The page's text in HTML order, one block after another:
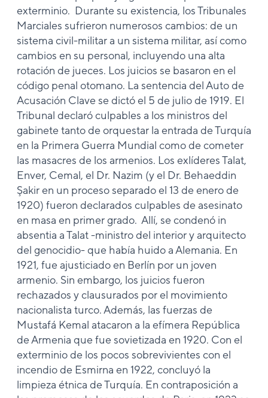
exterminio. Durante su existencia, los Tribunales
Marciales sufrieron numerosos cambios: de un
sistema civil-militar a un sistema militar, así como
cambios en su personal, incluyendo una alta
rotación de jueces. Los juicios se basaron en el
código penal otomano. La sentencia del Auto de
Acusación Clave se dictó el 5 de julio de 1919. El
Tribunal declaró culpables a los ministros del
gabinete tanto de orquestar la entrada de Turquía
en la Primera Guerra Mundial como de cometer
las masacres de los armenios. Los exlíderes Talat,
Enver, Cemal, el Dr. Nazim (y el Dr. Behaeddin
Şakir en un proceso separado el 13 de enero de
1920) fueron declarados culpables de asesinato
en masa en primer grado. Allí, se condenó in
absentia a Talat -ministro del interior y arquitecto
del genocidio- que había huido a Alemania. En
1921, fue ajusticiado en Berlín por un joven
armenio. Sin embargo, los juicios fueron
rechazados y clausurados por el movimiento
nacionalista turco. Además, las fuerzas de
Mustafá Kemal atacaron a la efímera República
de Armenia que fue sovietizada en 1920. Con el
exterminio de los pocos sobrevivientes con el
incendio de Esmirna en 1922, concluyó la
limpieza étnica de Turquía. En contraposición a